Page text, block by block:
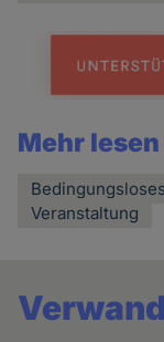
Mehr
Veranstaltung